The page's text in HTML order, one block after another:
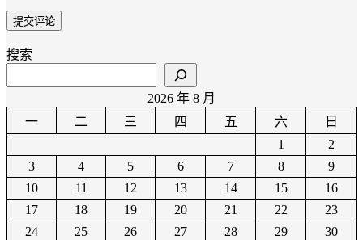
搜索
2026 年 8 月
一
二 三 四 五 六
日
1
2
3
4 5 6 7 8
9
10
11 12 13 14 15
16
17
18 19 20 21 22
23
24
25 26 27 28 29
30